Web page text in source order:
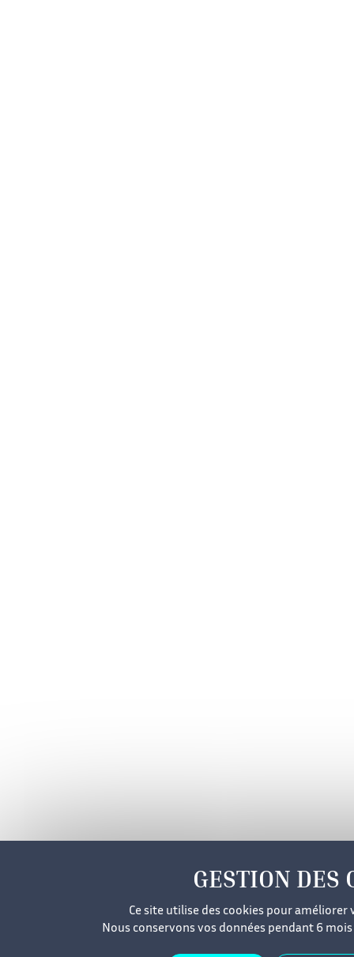
Ce site utilise des cookies pour
Nous conservons vos données pendant 6